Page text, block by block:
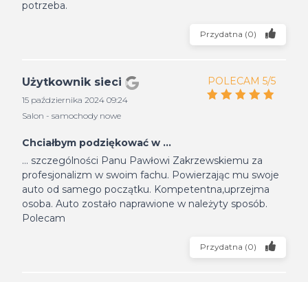
potrzeba.
Przydatna (0)
Użytkownik sieci
15 października 2024 09:24
Salon - samochody nowe
POLECAM 5/5
Chciałbym podziękować w ...
... szczególności Panu Pawłowi Zakrzewskiemu za
profesjonalizm w swoim fachu. Powierzając mu swoje
auto od samego początku. Kompetentna,uprzejma
osoba. Auto zostało naprawione w należyty sposób.
Polecam
Przydatna (0)